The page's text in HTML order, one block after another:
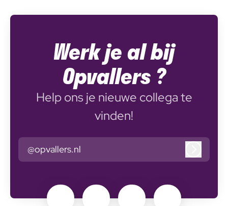
Werk je al bij
Opvallers ?
Help ons je nieuwe collega te
vinden!
@opvallers.nl